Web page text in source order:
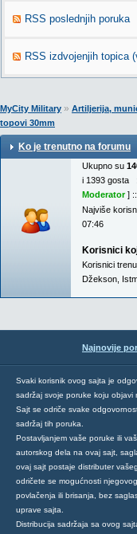
RSS poslednjih poruka
RSS izdvojenjih topica
MyCity Military » Artiljerija,
topovi 30mm
Ko je trenutno na forumu
Ukupno su
i 1393
Moderator] ::
Najviše
07:46
Korisnici
Korisnici
Džekson
Najnovije
Svaki korisnik ovog sajta je
sadržaj svoje poruke koju objavi
Sajt se odriče svake
sadržaj tih poruka.
Postavljanjem vaše poruke ili
autorskog dela na ovaj sajt,
ovaj sajt postaje distributer
odričete se mogućnosti njegovog
povlačenja ili brisanja, bez
uprave sajta.
Distribucija sadržaja sa ovog